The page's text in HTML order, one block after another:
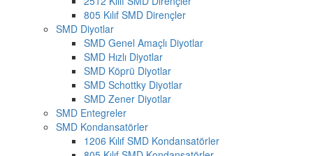
805 Kılıf SMD Dirençler
SMD Diyotlar
SMD Genel Amaçlı Diyotlar
SMD Hızlı Diyotlar
SMD Köprü Diyotlar
SMD Schottky Diyotlar
SMD Zener Diyotlar
SMD Entegreler
SMD Kondansatörler
1206 Kılıf SMD Kondansatörler